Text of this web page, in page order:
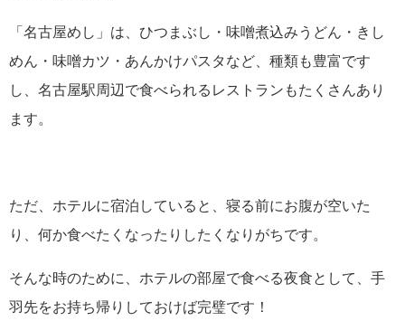
「名古屋めし」は、ひつまぶし・味噌煮込みうどん・きし
めん・味噌カツ・あんかけパスタなど、種類も豊富です
し、名古屋駅周辺で食べられるレストランもたくさんあり
ます。
ただ、ホテルに宿泊していると、寝る前にお腹が空いた
り、何か食べたくなったりしたくなりがちです。
そんな時のために、ホテルの部屋で食べる夜食として、手
羽先をお持ち帰りしておけば完璧です！